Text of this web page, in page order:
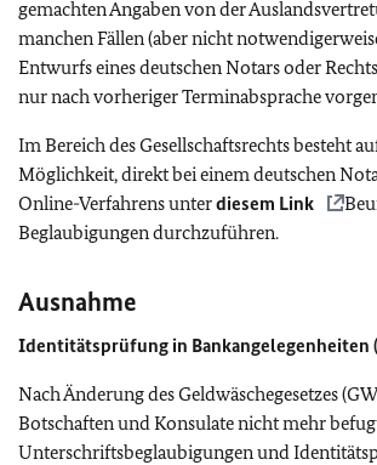
gemachten Angaben von der
manchen Fällen (aber nicht
Entwurfs eines deutschen Notars oder
nur nach vorheriger Terminabsprache
Im Bereich des Gesellschaftsrechts besteht
Möglichkeit, direkt bei einem deutschen
Online-Verfahrens unterdiesem Link
Beglaubigungen durchzuführen.
Ausnahme
Identitätsprüfung in Bankangelegenheiten
Nach Änderung des Geldwäschegesetzes
Botschaften und Konsulate nicht mehr
Unterschriftsbeglaubigungen und